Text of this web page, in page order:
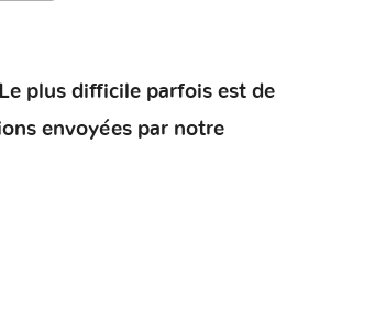
plus difficile parfois est de
envoyées par notre